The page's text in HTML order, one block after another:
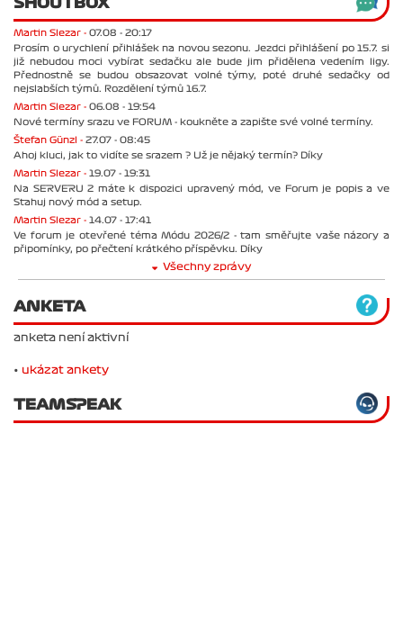
SHOUTBOX
Martin Slezar - 07.08 - 20:17
Prosím o urychlení přihlášek na novou sezonu. Jezdci přihlášení po 15.7. si
již nebudou moci vybírat sedačku ale bude jim přidělena vedením ligy.
Přednostně se budou obsazovat volné týmy, poté druhé sedačky od
nejslabších týmů. Rozdělení týmů 16.7.
Martin Slezar - 06.08 - 19:54
Nové termíny srazu ve FORUM - koukněte a zapište své volné termíny.
Štefan Günzl - 27.07 - 08:45
Ahoj kluci, jak to vidíte se srazem ? Už je nějaký termín? Díky
Martin Slezar - 19.07 - 19:31
Na SERVERU 2 máte k dispozici upravený mód, ve Forum je popis a ve
Stahuj nový mód a setup.
Martin Slezar - 14.07 - 17:41
Ve forum je otevřené téma Módu 2026/2 - tam směřujte vaše názory a
připomínky, po přečtení krátkého příspěvku. Díky
Všechny zprávy
ANKETA
anketa není aktivní
• ukázat ankety
TEAMSPEAK